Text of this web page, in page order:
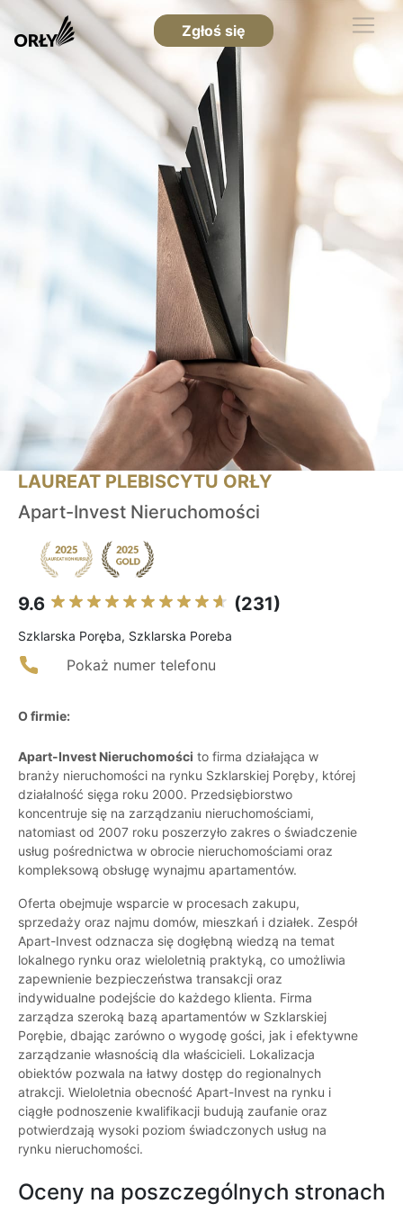
Zgłoś się
LAUREAT PLEBISCYTU ORŁY
Apart-Invest Nieruchomości
9.6 (231)
Szklarska Poręba, Szklarska Poreba
Pokaż numer telefonu
O firmie:
Apart-Invest Nieruchomości to firma działająca w
branży nieruchomości na rynku Szklarskiej Poręby, której
działalność sięga roku 2000. Przedsiębiorstwo
koncentruje się na zarządzaniu nieruchomościami,
natomiast od 2007 roku poszerzyło zakres o świadczenie
usług pośrednictwa w obrocie nieruchomościami oraz
kompleksową obsługę wynajmu apartamentów.
Oferta obejmuje wsparcie w procesach zakupu,
sprzedaży oraz najmu domów, mieszkań i działek. Zespół
Apart-Invest odznacza się dogłębną wiedzą na temat
lokalnego rynku oraz wieloletnią praktyką, co umożliwia
zapewnienie bezpieczeństwa transakcji oraz
indywidualne podejście do każdego klienta. Firma
zarządza szeroką bazą apartamentów w Szklarskiej
Porębie, dbając zarówno o wygodę gości, jak i efektywne
zarządzanie własnością dla właścicieli. Lokalizacja
obiektów pozwala na łatwy dostęp do regionalnych
atrakcji. Wieloletnia obecność Apart-Invest na rynku i
ciągłe podnoszenie kwalifikacji budują zaufanie oraz
potwierdzają wysoki poziom świadczonych usług na
rynku nieruchomości.
Oceny na poszczególnych stronach